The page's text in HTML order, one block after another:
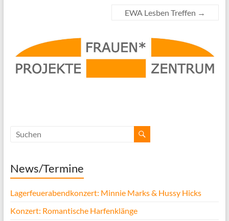
EWA Lesben Treffen →
News/Termine
Lagerfeuerabendkonzert: Minnie Marks & Hussy Hicks
Konzert: Romantische Harfenklänge